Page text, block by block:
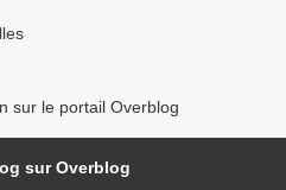
sur le portail Overblog
sur Overblog